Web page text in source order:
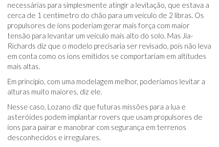
necessárias para simplesmente atingir a levitação, que estava a
cerca de 1 centímetro do chão para um veículo de 2 libras. Os
propulsores de íons poderiam gerar mais força com maior
tensão para levantar um veículo mais alto do solo. Mas Jia-
Richards diz que o modelo precisaria ser revisado, pois não leva
em conta como os íons emitidos se comportariam em altitudes
mais altas.
Em princípio, com uma modelagem melhor, poderíamos levitar a
alturas muito maiores, diz ele.
Nesse caso, Lozano diz que futuras missões para a lua e
asteróides podem implantar rovers que usam propulsores de
íons para pairar e manobrar com segurança em terrenos
desconhecidos e irregulares.